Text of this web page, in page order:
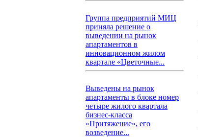
Группа предприятий МИЦ
приняла решение о
выведении на рынок
апартаментов в
инновационном жилом
квартале «Цветочные...
Выведены на рынок
апартаменты в блоке номер
четыре жилого квартала
бизнес-класса
«Притяжение», его
возведение...